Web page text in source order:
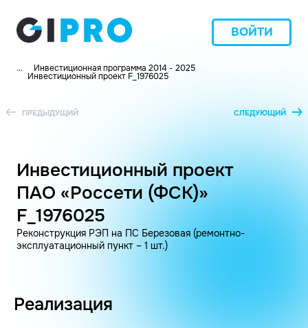
ВОЙТИ
... Инвестиционная программа 2014 - 2025
Инвестиционный проект F_1976025
ПРЕДЫДУЩИЙ СЛЕДУЮЩИЙ
Инвестиционный проект
ПАО «Россети (ФСК)»
F_1976025
Реконструкция РЭП на ПС Березовая (ремонтно-
эксплуатационный пункт – 1 шт.)
Реализация